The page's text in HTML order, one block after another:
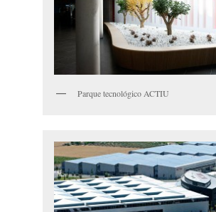
Parque tecnológico ACTIU